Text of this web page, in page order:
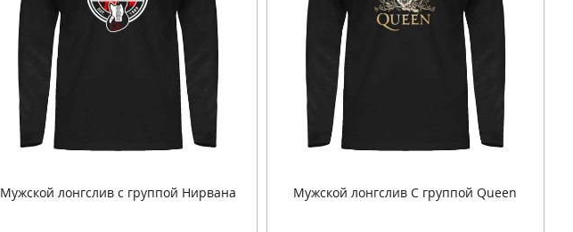
Мужской лонгслив с группой Нирвана Мужской лонгслив С группой Queen